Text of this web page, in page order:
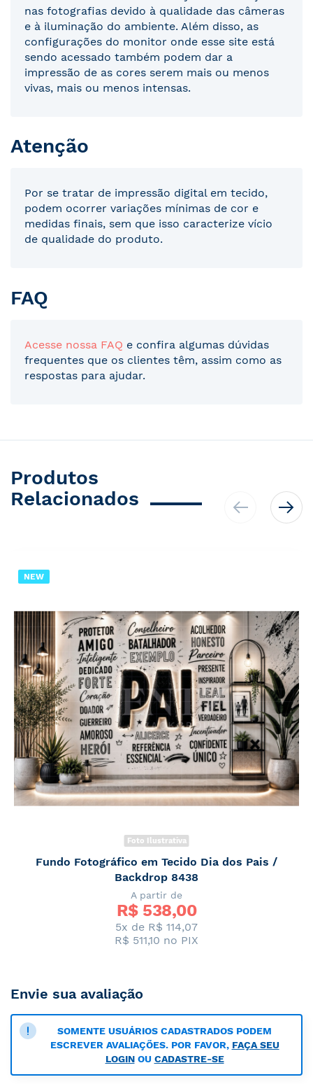
nas fotografias devido à qualidade das câmeras
e à iluminação do ambiente. Além disso, as
configurações do monitor onde esse site está
sendo acessado também podem dar a
impressão de as cores serem mais ou menos
vivas, mais ou menos intensas.
Atenção
Por se tratar de impressão digital em tecido,
podem ocorrer variações mínimas de cor e
medidas finais, sem que isso caracterize vício
de qualidade do produto.
FAQ
Acesse nossa FAQ e confira algumas dúvidas
frequentes que os clientes têm, assim como as
respostas para ajudar.
Produtos
Relacionados
NEW
Foto Ilustrativa
Fundo Fotográfico em Tecido Dia dos Pais /
Backdrop 8438
A partir de
R$ 538,00
5x de R$ 114,07
R$ 511,10 no PIX
Envie sua avaliação
SOMENTE USUÁRIOS CADASTRADOS PODEM
ESCREVER AVALIAÇÕES. POR FAVOR, FAÇA SEU
LOGINOU CADASTRE-SE